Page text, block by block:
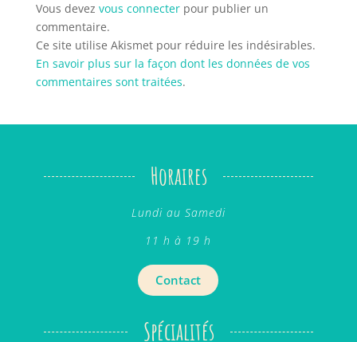
Vous devez vous connecterpour publier un
commentaire.
Ce site utilise Akismet pour réduire les indésirables.
En savoir plus sur la façon dont les données de vos
commentaires sont traitées.
Horaires
Lundi au Samedi
11 h à 19 h
Contact
Spécialités